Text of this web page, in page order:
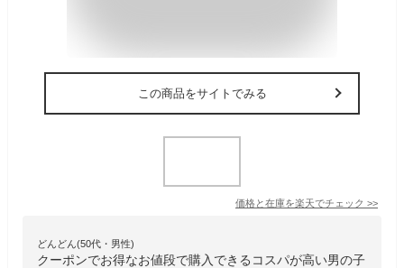
この商品をサイトでみる
価格と在庫を楽天でチェック >>
どんどん(50代・男性)
クーポンでお得なお値段で購入できるコスパが高い男の子